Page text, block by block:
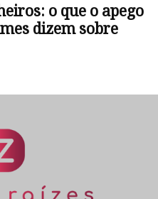
o que o apego
dizem sobre